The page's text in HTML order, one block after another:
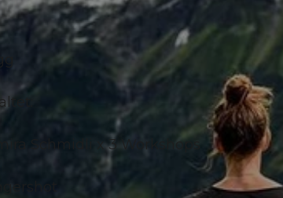
Schmidli x 3 Workshops